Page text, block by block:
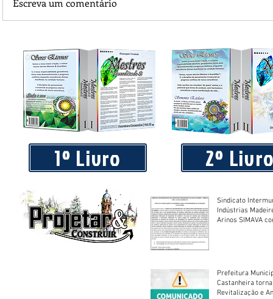
Piá Lava Jato, de Juara, torna público que requereu
Instalação e Operação
1º Livro 2º
Sindicato
Indústrias
Arinos SIMAVA convoca à
Prefeitura
Castanheira
Revitalização e